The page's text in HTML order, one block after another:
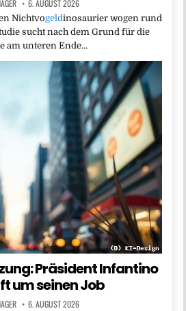
6. AUGUST 2026
Nichtvogeldinosaurier wogen rund
sucht nach dem Grund für die
am unteren Ende…
Präsident Infantino
um seinen Job
6. AUGUST 2026